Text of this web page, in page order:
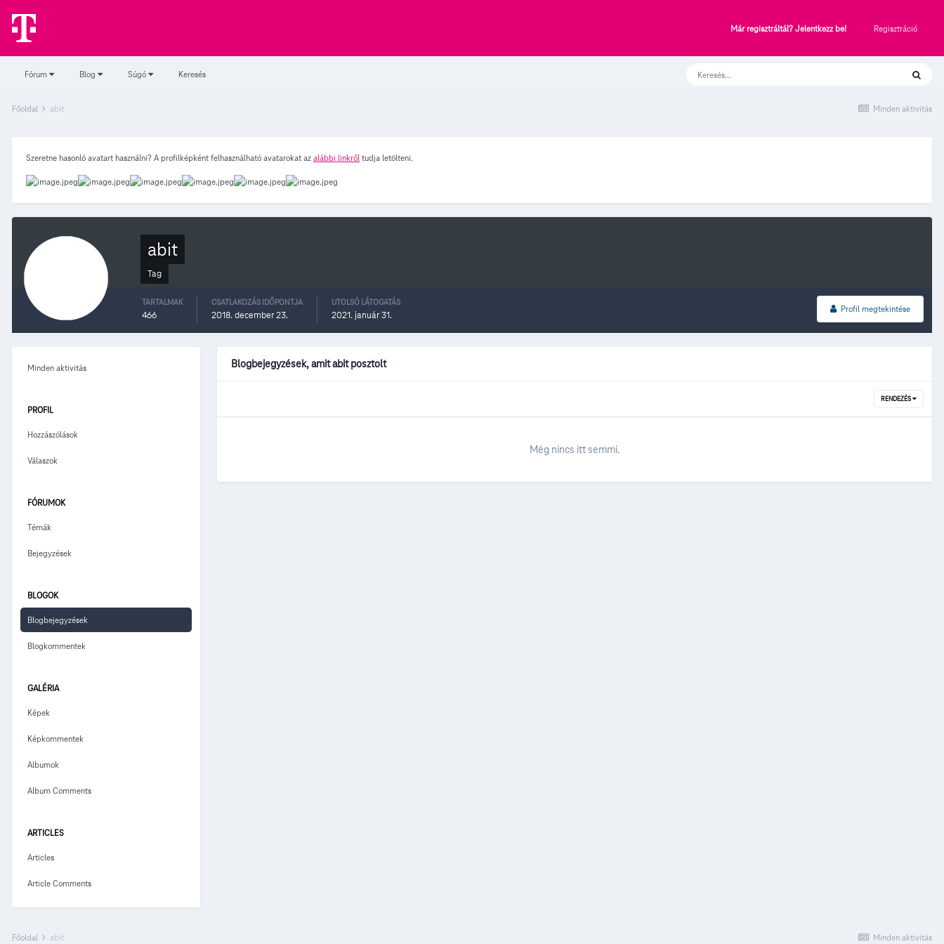
Már regisztráltál? Jelentkezz be! Regisztráció
Fórum Blog Súgó Keresés
Minden aktivitás
Főoldal abit
Szeretne hasonló avatart használni? A profilképként felhasználható avatarokat az alábbi linkről tudja letölteni.
abit
Tag
Profil megtekintése
TARTALMAK
466
CSATLAKOZÁS IDŐPONTJA
2018. december 23.
UTOLSÓ LÁTOGATÁS
2021. január 31.
Minden aktivitás
PROFIL
Hozzászólások
Válaszok
FÓRUMOK
Témák
Bejegyzések
BLOGOK
Blogbejegyzések
Blogkommentek
GALÉRIA
Képek
Képkommentek
Albumok
Album Comments
ARTICLES
Articles
Article Comments
Blogbejegyzések, amit abit posztolt
RENDEZÉS
Még nincs itt semmi.
Minden aktivitás
Főoldal abit